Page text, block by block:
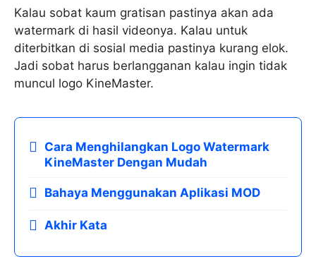
Kalau sobat kaum gratisan pastinya akan ada
watermark di hasil videonya. Kalau untuk
diterbitkan di sosial media pastinya kurang elok.
Jadi sobat harus berlangganan kalau ingin tidak
muncul logo KineMaster.
Cara Menghilangkan Logo Watermark
KineMaster Dengan Mudah
Bahaya Menggunakan Aplikasi MOD
Akhir Kata